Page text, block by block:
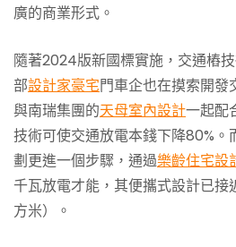
廣的商業形式。
隨著2024版新國標實施，交通樁
部設計家豪宅門車企也在摸索開發
與南瑞集團的天母室內設計一起配
技術可使交通放電本錢下降80%
劃更進一個步驟，通過樂齡住宅設
千瓦放電才能，其便攜式設計已接
方米）。